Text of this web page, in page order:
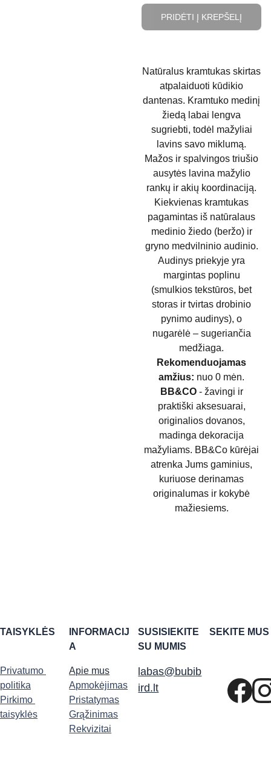
PRIDĖTI Į KREPŠELĮ
Natūralus kramtukas skirtas
atpalaiduoti kūdikio
dantenas. Kramtuko medinį
žiedą labai lengva
sugriebti, todėl mažyliai
lavins savo miklumą.
Mažos ir spalvingos triušio
ausytės lavina mažylio
rankų ir akių koordinaciją.
Kiekvienas kramtukas
pagamintas iš natūralaus
medinio žiedo (beržo) ir
gryno medvilninio audinio.
Audinys priekyje yra
margintas poplinu
(smulkios tekstūros, bet
storas ir tvirtas drobinio
pynimo audinys), o
nugarėlė – sugeriančia
medžiaga.
Rekomenduojamas
amžius: nuo 0 mėn.
BB&CO - žavingi ir
praktiški aksesuarai,
originalios dovanos,
madinga dekoracija
mažyliams. BB&Co kūrėjai
atrenka Jums gaminius,
kuriuose derinamas
originalumas ir kokybė
mažiesiems.
Privatumo
politika
Pirkimo
taisyklės
labas@bubib
ird.lt
SUSISIEKITE
SU MUMIS
SEKITE MUS
INFORMACIJ
A
Apie mus
Apmokėjimas
Pristatymas
Grąžinimas
Rekvizitai
TAISYKLĖS